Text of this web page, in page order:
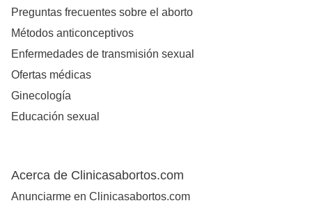
Preguntas frecuentes sobre el aborto
Métodos anticonceptivos
Enfermedades de transmisión sexual
Ofertas médicas
Ginecología
Educación sexual
Acerca de Clinicasabortos.com
Anunciarme en Clinicasabortos.com